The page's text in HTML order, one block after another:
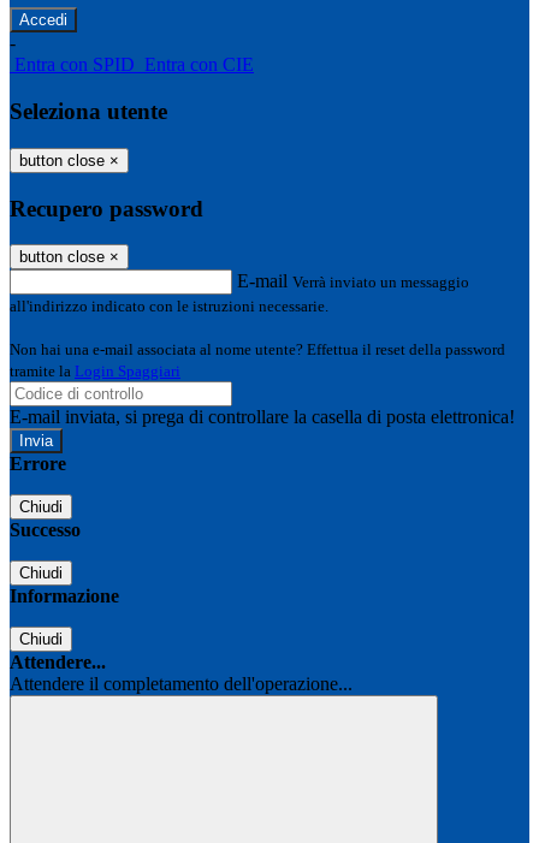
-
Entra con SPID Entra con CIE
Seleziona utente
button close ×
Recupero password
button close ×
E-mail Verrà inviato un messaggio
all'indirizzo indicato con le istruzioni necessarie.
Non hai una e-mail associata al nome utente? Effettua il reset della password
tramite la Login Spaggiari
E-mail inviata, si prega di controllare la casella di posta elettronica!
Errore
Chiudi
Successo
Chiudi
Informazione
Chiudi
Attendere...
Attendere il completamento dell'operazione...